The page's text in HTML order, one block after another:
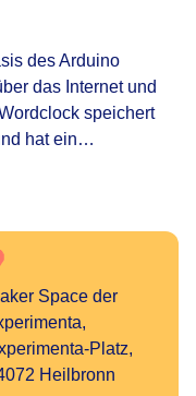
des Arduino
das Internet und
speichert
hat ein…
Space der
Platz,
Heilbronn